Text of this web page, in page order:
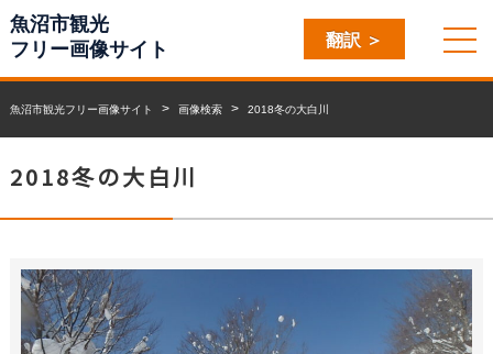
魚沼市観光
フリー画像サイト
魚沼市観光フリー画像サイト 画像検索 2018冬の大白川
2018冬の大白川
翻訳 ＞